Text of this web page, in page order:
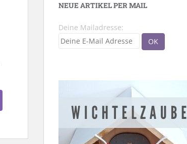
NEUE ARTIKEL PER MAIL
Deine Mailadresse: